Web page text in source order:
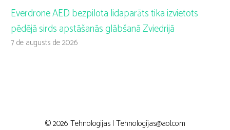
Everdrone AED bezpilota lidaparāts tika izvietots
pēdējā sirds apstāšanās glābšanā Zviedrijā
7 de augusts de 2026
© 2026 Tehnologijas | Tehnologijas@aol.com